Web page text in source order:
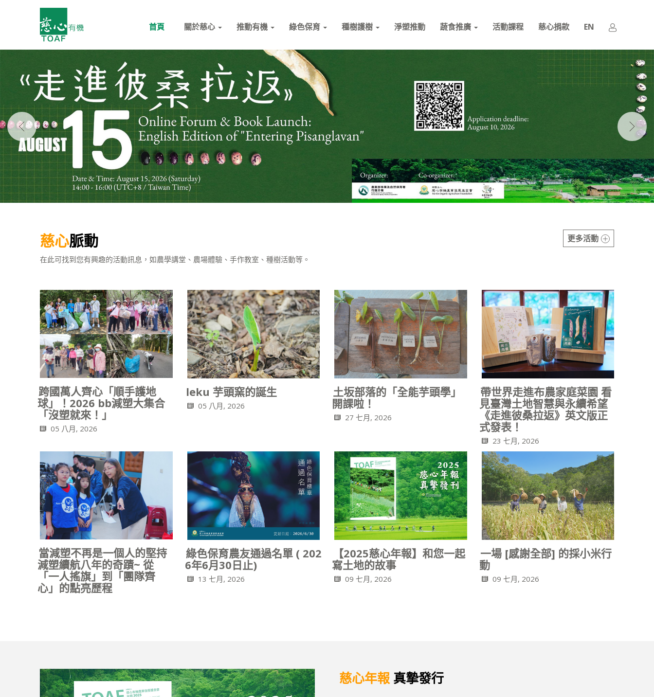
首頁 關於慈心 推動有機 綠色保育 種樹護樹 淨塑推動 蔬食推廣 活動課程 慈心捐款 EN
慈心脈動 更多活動
在此可找到您有興趣的活動訊息，如農學講堂、農場體驗、手作教室、種樹活動等。
跨國萬人齊心「順手護地
球」！2026 bb減塑大集合
「沒塑就來！」
05 八月, 2026
leku 芋頭窯的誕生
05 八月, 2026
土坂部落的「全能芋頭學」
開課啦！
27 七月, 2026
帶世界走進布農家庭菜園 看
見臺灣土地智慧與永續希望
《走進彼桑拉返》英文版正
式發表！
23 七月, 2026
當減塑不再是一個人的堅持
減塑續航八年的奇蹟~ 從
「一人搖旗」到「團隊齊
心」的點亮歷程
綠色保育農友通過名單 ( 202
6年6月30日止)
13 七月, 2026
【2025慈心年報】和您一起
寫土地的故事
09 七月, 2026
一場 [感謝全部] 的採小米行
動
09 七月, 2026
慈心年報真摯發行